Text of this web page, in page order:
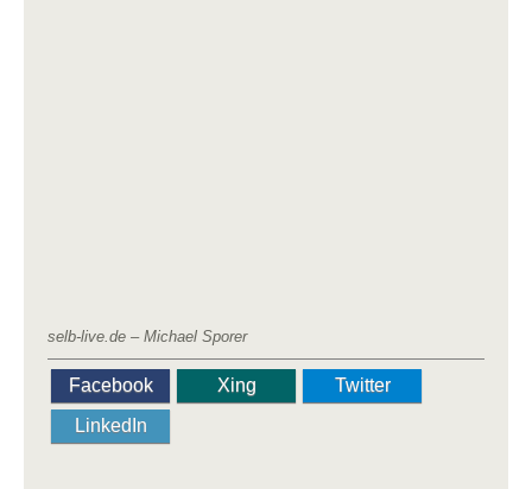
selb-live.de – Michael Sporer
Facebook Xing
Twitter
LinkedIn